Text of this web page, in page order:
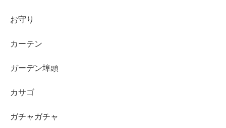
お守り
カーテン
ガーデン埠頭
カサゴ
ガチャガチャ